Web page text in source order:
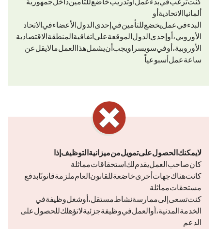
كنت ترغب في بدء عمل أو تدريب خاضع للتأمين داخل جمهورية
ألمانيا الاتحادية أو
البدء في عمل يخضع للتأمين في إحدى الدول الأعضاء في الاتحاد
الأوروبي (EU)، أو إحدى الدول الموقعة على اتفاقية المنطقة الاقتصادية
ساعة عمل أسبوعياً.
لا يمكنك الحصول على تمويل من ميزانية التوظيف إذا
كان صاحب العمل يقدم لك استحقاقات مماثلة.
كانت هناك جهات أخرى خاضعة للقانون العام ملزمة قانونًا بدفع
مستحقات مماثلة.
كنت تسعى إلى ممارسة نشاط مستقل، أو شغل وظيفة في
الخدمة المدنية، أو العمل في وظيفة جزئية (لا تؤهلك للحصول على
الدعم).